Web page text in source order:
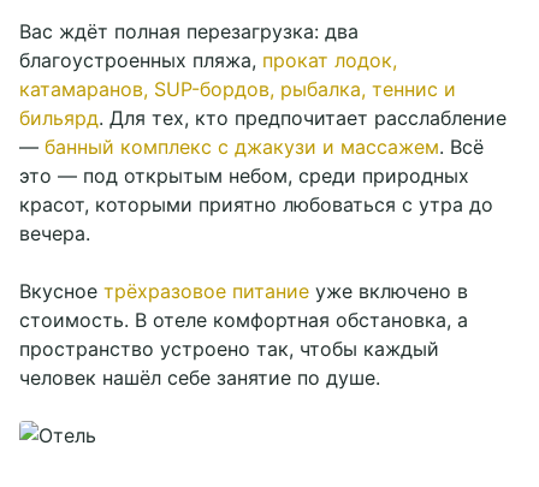
Вас ждёт полная перезагрузка: два
благоустроенных пляжа, прокат лодок,
катамаранов, SUP-бордов, рыбалка, теннис и
бильярд. Для тех, кто предпочитает расслабление
— банный комплекс с джакузи и массажем. Всё
это — под открытым небом, среди природных
красот, которыми приятно любоваться с утра до
вечера.
Вкусное трёхразовое питание уже включено в
стоимость. В отеле комфортная обстановка, а
пространство устроено так, чтобы каждый
человек нашёл себе занятие по душе.